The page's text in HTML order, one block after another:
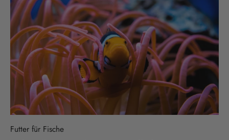
Futter für Fische